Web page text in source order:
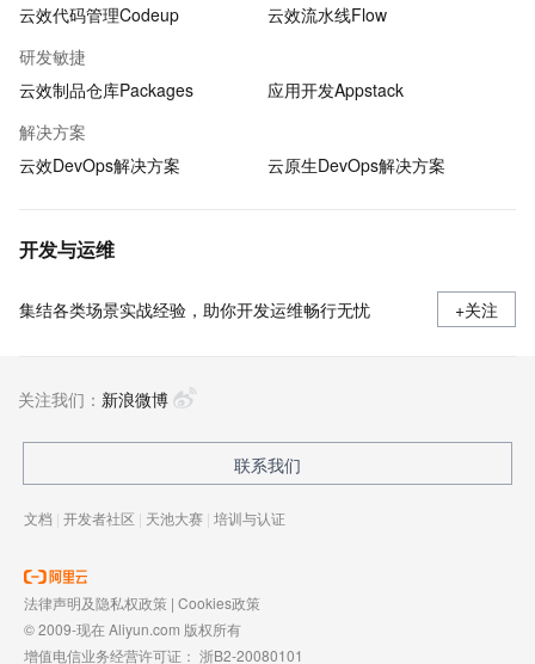
云效代码管理Codeup
云效流水线Flow
研发敏捷
云效制品仓库Packages
应用开发Appstack
解决方案
云效DevOps解决方案
云原生DevOps解决方案
开发与运维
集结各类场景实战经验，助你开发运维畅行无忧 +关注
关注我们： 新浪微博
联系我们
文档 | 开发者社区 | 天池大赛 | 培训与认证
法律声明及隐私权政策 | Cookies政策
© 2009-现在 Aliyun.com 版权所有
增值电信业务经营许可证： 浙B2-20080101